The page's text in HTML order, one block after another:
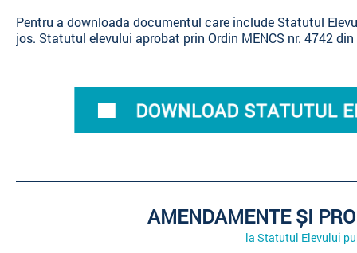
Pentru a downloada documentul care include Statutul
jos. Statutul elevului aprobat prin Ordin MENCS nr. 4742
AMENDAMENTE ȘI
la Statutul Elevului